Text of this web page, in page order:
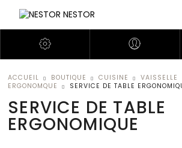
ACCUEIL BOUTIQUE CUISINE
VAISSELLE
ERGONOMQUE
SERVICE DE TABLE
SERVICE DE TABLE
ERGONOMIQUE